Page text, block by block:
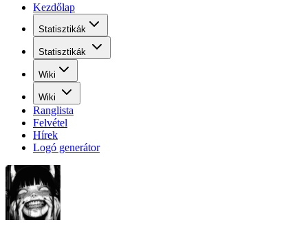
Kezdőlap
Statisztikák
Statisztikák
Wiki
Wiki
Ranglista
Felvétel
Hírek
Logó generátor